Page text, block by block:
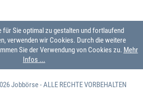
für Sie optimal zu gestalten und fortlaufend
verwenden wir Cookies. Durch die weitere
Sie der Verwendung von Cookies zu. Mehr
Infos ...
Jobbörse- ALLE RECHTE VORBEHALTEN